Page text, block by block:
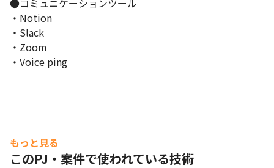
●コミュニケーションツール
・Notion
・Slack
・Zoom
・Voice ping
もっと見る
このPJ・案件で使われている技術